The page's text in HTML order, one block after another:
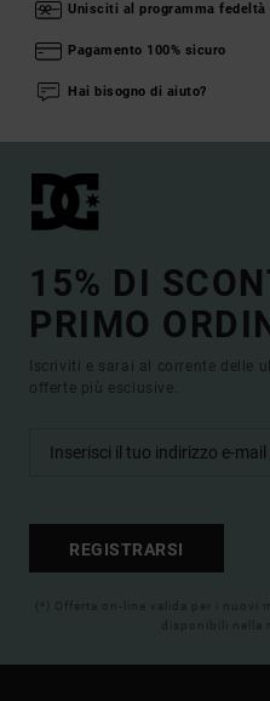
Unisciti al programma fedeltà
Pagamento 100% sicuro
Hai bisogno di aiuto?
15% DI
PRIMO
Iscriviti e sarai al corrente delle
offerte più esclusive.
REGISTRARSI
(*) Offerta on-line valida per i nuovi
disponibili nella